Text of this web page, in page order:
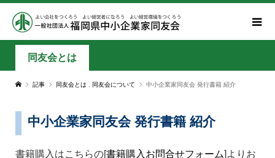
同友会とは
記事 同友会とは 同友会について 中小企業家同友会 発行書籍 紹介
中小企業家同友会 発行書籍 紹介
書籍購入はこちらの[書籍購入お問合せフォーム]よりお